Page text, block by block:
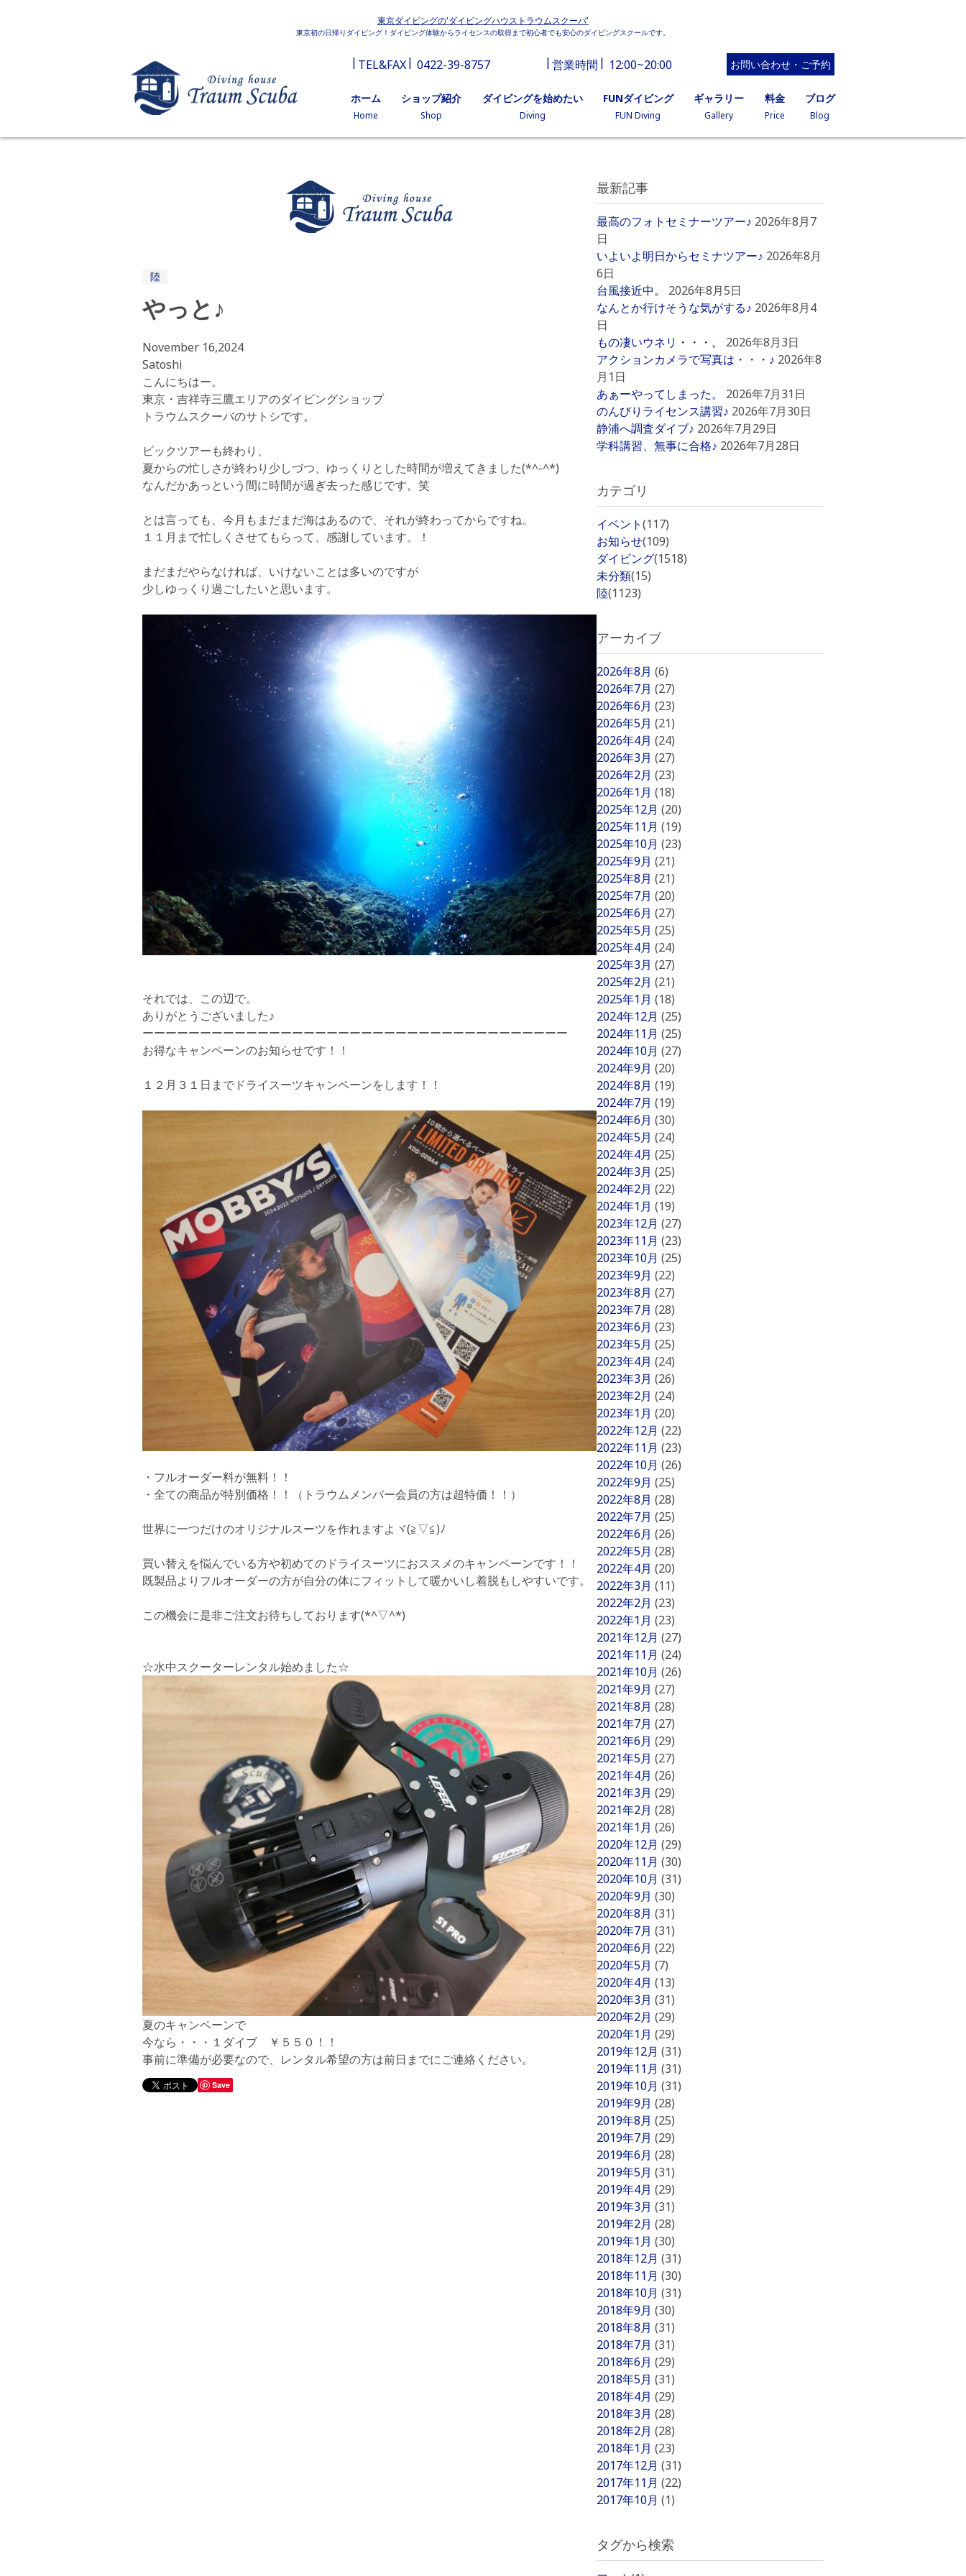
東京ダイビングの'ダイビングハウストラウムスクーバ'
東京初の日帰りダイビング！ダイビング体験からライセンスの取得まで初心者でも安心のダイビングスクールです。
TEL&FAX 0422-39-8757 営業時間 12:00~20:00 お問い合わせ・ご予約
ホーム
Home
ショップ紹介
Shop
ダイビングを始めたい
Diving
FUNダイビング
FUN Diving
ギャラリー
Gallery
料金
Price
ブログ
Blog
陸
やっと♪
November 16,2024
Satoshi
こんにちはー。
東京・吉祥寺三鷹エリアのダイビングショップ
トラウムスクーバのサトシです。
ビックツアーも終わり、
夏からの忙しさが終わり少しづつ、ゆっくりとした時間が増えてきました(*^-^*)
なんだかあっという間に時間が過ぎ去った感じです。笑
とは言っても、今月もまだまだ海はあるので、それが終わってからですね。
１１月まで忙しくさせてもらって、感謝しています。！
まだまだやらなければ、いけないことは多いのですが
少しゆっくり過ごしたいと思います。
それでは、この辺で。
ありがとうございました♪
ーーーーーーーーーーーーーーーーーーーーーーーーーーーーーーーーーーーーー
お得なキャンペーンのお知らせです！！
１２月３１日までドライスーツキャンペーンをします！！
・フルオーダー料が無料！！
・全ての商品が特別価格！！（トラウムメンバー会員の方は超特価！！）
世界に一つだけのオリジナルスーツを作れますよヾ(≧▽≦)ﾉ
買い替えを悩んでいる方や初めてのドライスーツにおススメのキャンペーンです！！
既製品よりフルオーダーの方が自分の体にフィットして暖かいし着脱もしやすいです。
この機会に是非ご注文お待ちしております(*^▽^*)
☆水中スクーターレンタル始めました☆
夏のキャンペーンで
今なら・・・１ダイブ ￥５５０！！
事前に準備が必要なので、レンタル希望の方は前日までにご連絡ください。
Save
最新記事
最高のフォトセミナーツアー♪ 2026年8月7
日
いよいよ明日からセミナツアー♪ 2026年8月
6日
台風接近中。
2026年8月5日
なんとか行けそうな気がする♪ 2026年8月4
日
もの凄いウネリ・・・。
2026年8月3日
アクションカメラで写真は・・・♪ 2026年8
月1日
あぁーやってしまった。
2026年7月31日
のんびりライセンス講習♪ 2026年7月30日
静浦へ調査ダイブ♪ 2026年7月29日
学科講習、無事に合格♪ 2026年7月28日
カテゴリ
イベント(117)
お知らせ(109)
ダイビング(1518)
未分類(15)
陸(1123)
アーカイブ
2026年8月 (6)
2026年7月 (27)
2026年6月 (23)
2026年5月 (21)
2026年4月 (24)
2026年3月 (27)
2026年2月 (23)
2026年1月 (18)
2025年12月 (20)
2025年11月 (19)
2025年10月 (23)
2025年9月 (21)
2025年8月 (21)
2025年7月 (20)
2025年6月 (27)
2025年5月 (25)
2025年4月 (24)
2025年3月 (27)
2025年2月 (21)
2025年1月 (18)
2024年12月 (25)
2024年11月 (25)
2024年10月 (27)
2024年9月 (20)
2024年8月 (19)
2024年7月 (19)
2024年6月 (30)
2024年5月 (24)
2024年4月 (25)
2024年3月 (25)
2024年2月 (22)
2024年1月 (19)
2023年12月 (27)
2023年11月 (23)
2023年10月 (25)
2023年9月 (22)
2023年8月 (27)
2023年7月 (28)
2023年6月 (23)
2023年5月 (25)
2023年4月 (24)
2023年3月 (26)
2023年2月 (24)
2023年1月 (20)
2022年12月 (22)
2022年11月 (23)
2022年10月 (26)
2022年9月 (25)
2022年8月 (28)
2022年7月 (25)
2022年6月 (26)
2022年5月 (28)
2022年4月 (20)
2022年3月 (11)
2022年2月 (23)
2022年1月 (23)
2021年12月 (27)
2021年11月 (24)
2021年10月 (26)
2021年9月 (27)
2021年8月 (28)
2021年7月 (27)
2021年6月 (29)
2021年5月 (27)
2021年4月 (26)
2021年3月 (29)
2021年2月 (28)
2021年1月 (26)
2020年12月 (29)
2020年11月 (30)
2020年10月 (31)
2020年9月 (30)
2020年8月 (31)
2020年7月 (31)
2020年6月 (22)
2020年5月 (7)
2020年4月 (13)
2020年3月 (31)
2020年2月 (29)
2020年1月 (29)
2019年12月 (31)
2019年11月 (31)
2019年10月 (31)
2019年9月 (28)
2019年8月 (25)
2019年7月 (29)
2019年6月 (28)
2019年5月 (31)
2019年4月 (29)
2019年3月 (31)
2019年2月 (28)
2019年1月 (30)
2018年12月 (31)
2018年11月 (30)
2018年10月 (31)
2018年9月 (30)
2018年8月 (31)
2018年7月 (31)
2018年6月 (29)
2018年5月 (31)
2018年4月 (29)
2018年3月 (28)
2018年2月 (28)
2018年1月 (23)
2017年12月 (31)
2017年11月 (22)
2017年10月 (1)
タグから検索